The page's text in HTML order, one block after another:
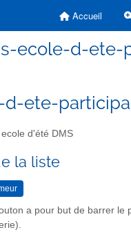
Accueil
ecole-d-ete-
ete-
d'été DMS
la liste
a pour but de barrer